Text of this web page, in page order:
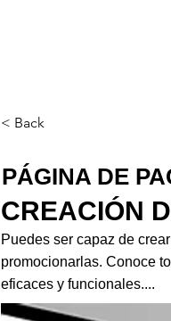
< Back
PÁGINA DE
CREACIÓN
Puedes ser capaz de
promocionarlas. Conoce
eficaces y funcionales....